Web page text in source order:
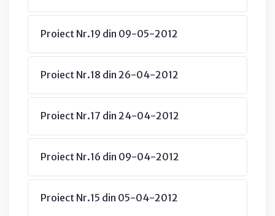
Proiect Nr.19 din 09-05-2012
Proiect Nr.18 din 26-04-2012
Proiect Nr.17 din 24-04-2012
Proiect Nr.16 din 09-04-2012
Proiect Nr.15 din 05-04-2012